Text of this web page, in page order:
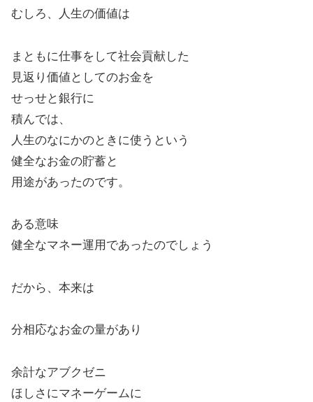
むしろ、人生の価値は
まともに仕事をして社会貢献した
見返り価値としてのお金を
せっせと銀行に
積んでは、
人生のなにかのときに使うという
健全なお金の貯蓄と
用途があったのです。
ある意味
健全なマネー運用であったのでしょう
だから、本来は
分相応なお金の量があり
余計なアブクゼニ
ほしさにマネーゲームに